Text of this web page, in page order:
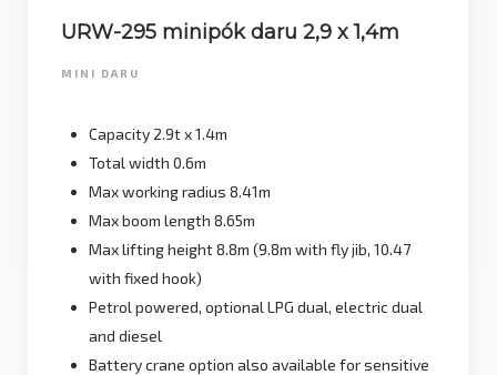
URW-295 minipók daru 2,9 x 1,4m
MINI DARU
Capacity 2.9t x 1.4m
Total width 0.6m
Max working radius 8.41m
Max boom length 8.65m
Max lifting height 8.8m (9.8m with fly jib, 10.47
with fixed hook)
Petrol powered, optional LPG dual, electric dual
and diesel
Battery crane option also available for sensitive